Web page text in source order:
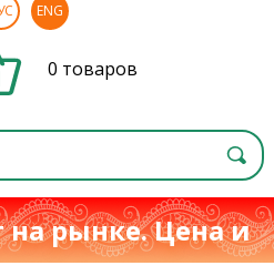
ENG
0 товаров
на рынке. Цена и